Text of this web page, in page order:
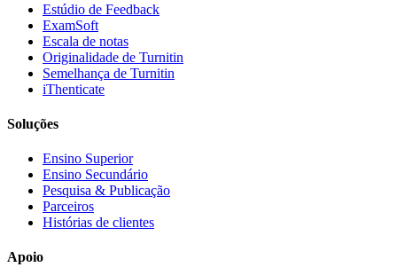
Estúdio de Feedback
ExamSoft
Escala de notas
Originalidade de Turnitin
Semelhança de Turnitin
iThenticate
Soluções
Ensino Superior
Ensino Secundário
Pesquisa & Publicação
Parceiros
Histórias de clientes
Apoio